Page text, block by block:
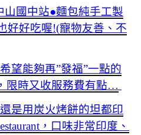
國中站●麵包純手工製
好好吃喔!(寵物友善、不
望能夠再”發福”一點的
限時又收服務費有點…
是用炭火烤餅的坦都印
，口味非常印度、